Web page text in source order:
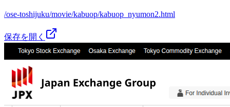
/ose-toshijuku/movie/kabuop/kabuop_nyumon2.html
保存を開く